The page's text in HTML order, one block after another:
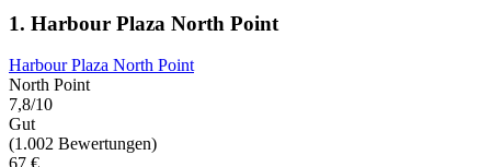
1. Harbour Plaza North Point
Harbour Plaza North Point
North Point
7,8/10
Gut
(1.002 Bewertungen)